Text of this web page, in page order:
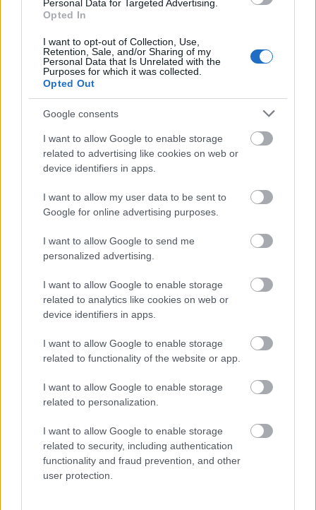
Personal Data for Targeted Advertising.
Opted In
I want to opt-out of Collection, Use,
Retention, Sale, and/or Sharing of my
Personal Data that Is Unrelated with the
Purposes for which it was collected.
Opted Out
Google consents
I want to allow Google to enable storage
related to advertising like cookies on web or
device identifiers in apps.
I want to allow my user data to be sent to
Google for online advertising purposes.
I want to allow Google to send me
personalized advertising.
I want to allow Google to enable storage
related to analytics like cookies on web or
device identifiers in apps.
I want to allow Google to enable storage
related to functionality of the website or app.
I want to allow Google to enable storage
related to personalization.
I want to allow Google to enable storage
related to security, including authentication
functionality and fraud prevention, and other
user protection.
envejecimiento
Es una crema colorante de oxidación cuya
fórmula innovadora se basa en un complejo de
Alcoholes Grasos
generación que sonantioxidantesy
protectoresde los
La combinación de dichas sustancias permite
obtenerresultados excepcionalesy su empleo
en la coloración permite
tradicionales tinturas de oxidación
Fórmula de la mezcla 1+1,5
VALORACIONES (0)
PRODUCTOS RELACIONADOS